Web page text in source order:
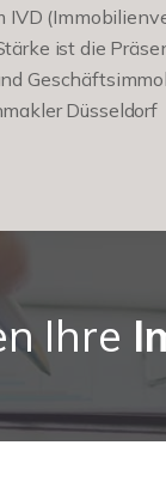
IVD
ist die
Düsseldorf
Ihre